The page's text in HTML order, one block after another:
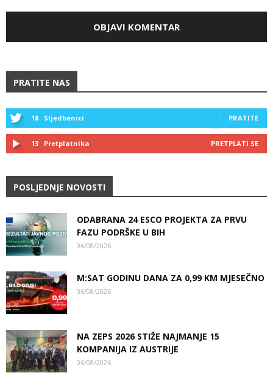
PRATITE NAS
18 Sljedbenici PRATITE
13 Pretplatnika PRETPLATI SE
POSLJEDNJE NOVOSTI
ODABRANA 24 ESCO PROJEKTA ZA PRVU
FAZU PODRŠKE U BIH
06/08/2026
M:SAT GODINU DANA ZA 0,99 KM MJESEČNO
06/08/2026
NA ZEPS 2026 STIŽE NAJMANJE 15
KOMPANIJA IZ AUSTRIJE
06/08/2026